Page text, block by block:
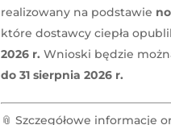
realizowany na podstawie
które dostawcy ciepła
2026 r. Wnioski będzie
do 31 sierpnia 2026 r.
📎 Szczegółowe informacje